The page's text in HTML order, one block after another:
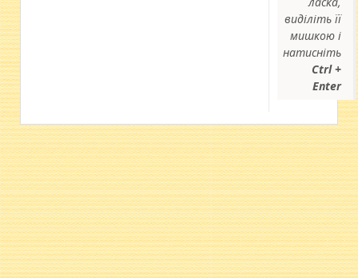
виділіть її
мишкою і
натисніть
Ctrl +
Enter